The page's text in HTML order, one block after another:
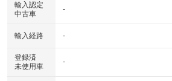
輸入認定
中古車
-
輸入経路 -
登録済
未使用車
-